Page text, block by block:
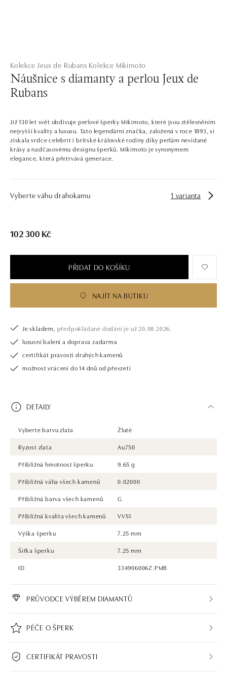
Kolekce Jeux de Rubans Kolekce Mikimoto
Náušnice s diamanty a perlou Jeux de
Rubans
Již 130 let svět obdivuje perlové šperky Mikimoto, které jsou ztělesněním
nejvyšší kvality a luxusu. Tato legendární značka, založená v roce 1893, si
získala srdce celebrit i britské královské rodiny díky perlám nevídané
krásy a nadčasovému designu šperků. Mikimoto je synonymem
elegance, která přetrvává generace.
Vyberte váhu drahokamu 1 varianta
102 300 Kč
PŘIDAT DO KOŠÍKU
NAJÍT NA BUTIKU
Je skladem, předpokládané dodání je už 20.08.2026.
luxusní balení a doprava zadarma
certifikát pravosti drahých kamenů
možnost vrácení do 14 dnů od převzetí
DETAILY
Vyberte barvu zlata
Žluté
Ryzost zlata
Au750
Přibližná hmotnost šperku
9.65 g
Přibližná váha všech kamenů
0.02000
Přibližná barva všech kamenů
G
Přibližná kvalita všech kamenů
VVS1
Výška šperku
7.25 mm
Šířka šperku
7.25 mm
ID
334906006Z.PMB
PRŮVODCE VÝBĚREM DIAMANTŮ
PÉČE O ŠPERK
CERTIFIKÁT PRAVOSTI